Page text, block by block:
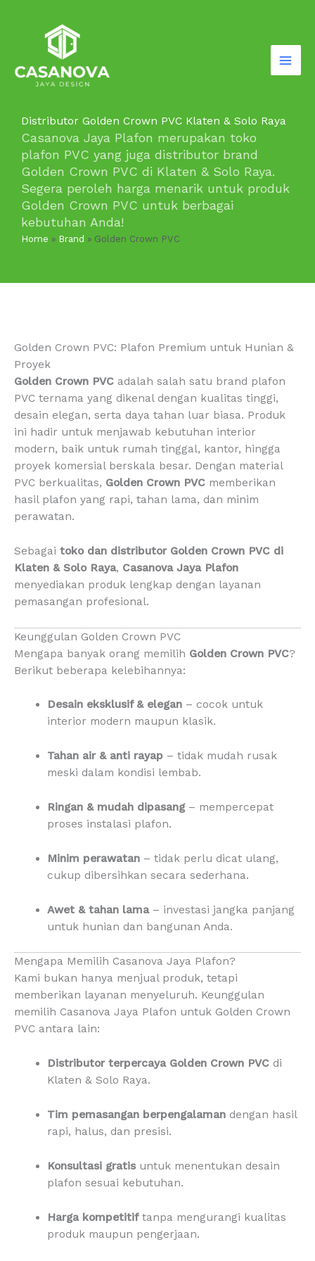
Distributor Golden Crown PVC Klaten & Solo Raya
Casanova Jaya Plafon merupakan toko
plafon PVC yang juga distributor brand
Golden Crown PVC di Klaten & Solo Raya.
Segera peroleh harga menarik untuk produk
Golden Crown PVC untuk berbagai
kebutuhan Anda!
Home » Brand » Golden Crown PVC
Golden Crown PVC: Plafon Premium untuk Hunian &
Proyek
Golden Crown PVC adalah salah satu brand plafon
PVC ternama yang dikenal dengan kualitas tinggi,
desain elegan, serta daya tahan luar biasa. Produk
ini hadir untuk menjawab kebutuhan interior
modern, baik untuk rumah tinggal, kantor, hingga
proyek komersial berskala besar. Dengan material
PVC berkualitas, Golden Crown PVC memberikan
hasil plafon yang rapi, tahan lama, dan minim
perawatan.
Sebagai toko dan distributor Golden Crown PVC di
Klaten & Solo Raya, Casanova Jaya Plafon
menyediakan produk lengkap dengan layanan
pemasangan profesional.
Keunggulan Golden Crown PVC
Mengapa banyak orang memilih Golden Crown PVC?
Berikut beberapa kelebihannya:
Desain eksklusif & elegan– cocok untuk
interior modern maupun klasik.
Tahan air & anti rayap– tidak mudah rusak
meski dalam kondisi lembab.
Ringan & mudah dipasang– mempercepat
proses instalasi plafon.
Minim perawatan– tidak perlu dicat ulang,
cukup dibersihkan secara sederhana.
Awet & tahan lama– investasi jangka panjang
untuk hunian dan bangunan Anda.
Mengapa Memilih Casanova Jaya Plafon?
Kami bukan hanya menjual produk, tetapi
memberikan layanan menyeluruh. Keunggulan
memilih Casanova Jaya Plafon untuk Golden Crown
PVC antara lain:
Distributor terpercaya Golden Crown PVCdi
Klaten & Solo Raya.
Tim pemasangan berpengalamandengan hasil
rapi, halus, dan presisi.
Konsultasi gratisuntuk menentukan desain
plafon sesuai kebutuhan.
Harga kompetitiftanpa mengurangi kualitas
produk maupun pengerjaan.